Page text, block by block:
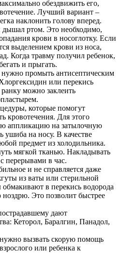
обездвижить его,
Лучший вариант –
наклонить голову вперед.
дышал ртом. Это необходимо,
крови в носоглотку. Если
выделением крови из носа,
Когда травму получил ребенок,
и прыгать.
нужно промыть антисептическим
или перекись
можно заклеить
которые помогут
кровотечения. Для этого
аппликацию на затылочную
ушиба на носу. В качестве
предмет из холодильника.
мягкой тканью. Накладывать
перерывами в час.
и не справляется даже
из ваты или стерильной
в перекись водорода
Это позволит быстрее
дают
Кеторол, Баралгин, Панадол,
вызвать скорую помощь
или ребенка к